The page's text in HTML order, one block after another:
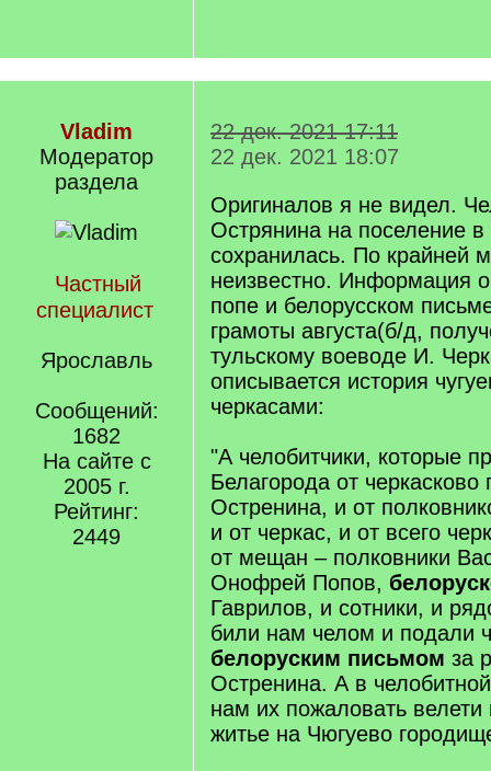
Vladim
Модератор
раздела
Частный
специалист
Ярославль
Сообщений:
1682
На сайте с
2005 г.
Рейтинг:
2449
22 дек. 2021 17:11
22 дек. 2021 18:07
Оригиналов я не видел.
Острянина на поселение в
сохранилась. По крайней
неизвестно. Информация
попе и белорусском
грамоты августа(б/д,
тульскому воеводе И.
описывается история
черкасами:
"А челобитчики, которые
Белагорода от черкасково
Остренина, и от
и от черкас, и от всего
от мещан – полковники
Онофрей Попов,
Гаврилов, и сотники, и
били нам челом и подали
белоруским письмом за
Остренина. А в
нам их пожаловать велети
житье на Чюгуево